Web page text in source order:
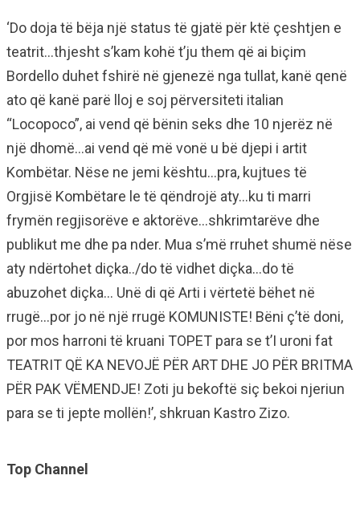
‘Do doja të bëja një status të gjatë për ktë çeshtjen e
teatrit…thjesht s’kam kohë t’ju them që ai biçim
Bordello duhet fshirë në gjenezë nga tullat, kanë qenë
ato që kanë parë lloj e soj përversiteti italian
“Locopoco”, ai vend që bënin seks dhe 10 njerëz në
një dhomë…ai vend që më vonë u bë djepi i artit
Kombëtar. Nëse ne jemi kështu…pra, kujtues të
Orgjisë Kombëtare le të qëndrojë aty…ku ti marri
frymën regjisorëve e aktorëve…shkrimtarëve dhe
publikut me dhe pa nder. Mua s’më rruhet shumë nëse
aty ndërtohet diçka../do të vidhet diçka…do të
abuzohet diçka… Unë di që Arti i vërtetë bëhet në
rrugë…por jo në një rrugë KOMUNISTE! Bëni ç’të doni,
por mos harroni të kruani TOPET para se t’I uroni fat
TEATRIT QË KA NEVOJË PËR ART DHE JO PËR BRITMA
PËR PAK VËMENDJE! Zoti ju bekoftë siç bekoi njeriun
para se ti jepte mollën!’, shkruan Kastro Zizo.
Top Channel